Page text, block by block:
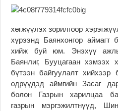
хөгжүүлэх зорилгоор
хүрээнд Баянхонгор аймагт
хийж буй юм. Энэхүү
Баянлиг, Бууцагаан хэмээх
бүтээн байгуулалт хийхээр
өдрүүдэд аймгийн Засаг
болон Газрын харилцаа
газрын мэргэжилтнүүд,